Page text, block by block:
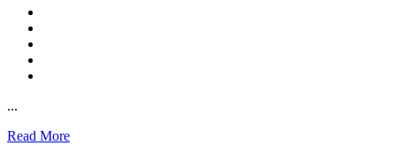
...
Read More